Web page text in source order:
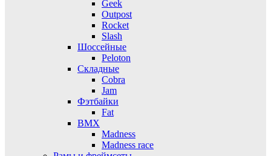
Geek
Outpost
Rocket
Slash
Шоссейные
Peloton
Складные
Cobra
Jam
Фэтбайки
Fat
BMX
Madness
Madness race